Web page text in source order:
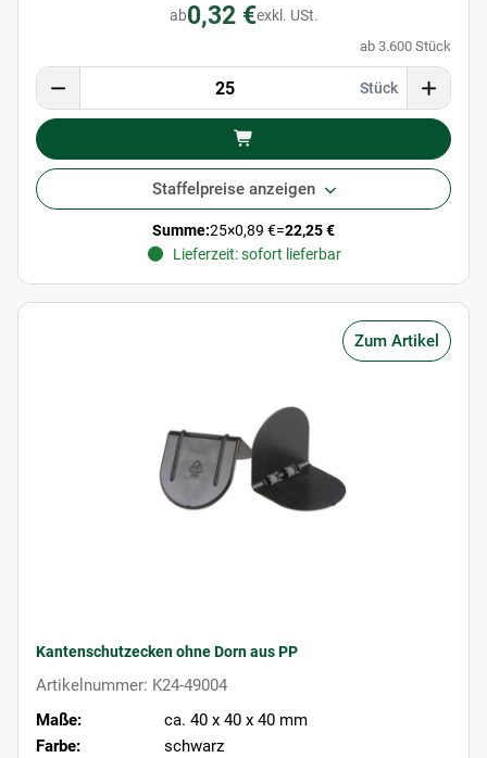
ab0,32 €exkl. USt.
ab 3.600 Stück
Stück
Staffelpreise anzeigen
Summe:25×0,89 €=22,25 €
Lieferzeit: sofort lieferbar
Zum Artikel
Kantenschutzecken ohne Dorn aus PP
Artikelnummer: K24-49004
Maße:
ca. 40 x 40 x 40 mm
Farbe:
schwarz